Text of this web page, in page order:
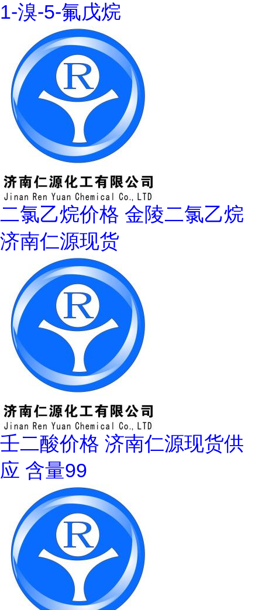
1-溴-5-氟戊烷
二氯乙烷价格 金陵二氯乙烷
济南仁源现货
壬二酸价格 济南仁源现货供
应 含量99